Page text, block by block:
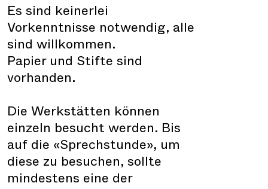
Es sind keinerlei
Vorkenntnisse notwendig, alle
sind willkommen.
Papier und Stifte sind
vorhanden.
Die Werkstätten können
einzeln besucht werden. Bis
auf die «Sprechstunde», um
diese zu besuchen, sollte
mindestens eine der